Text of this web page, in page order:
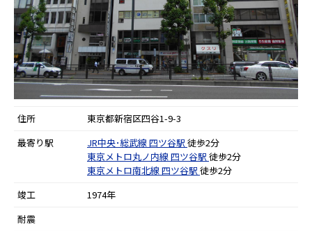
住所
東京都新宿区四谷1-9-3
最寄り駅
JR中央･総武線四ツ谷駅 徒歩2分
東京メトロ丸ノ内線四ツ谷駅 徒歩2分
東京メトロ南北線四ツ谷駅 徒歩2分
竣工
1974年
耐震